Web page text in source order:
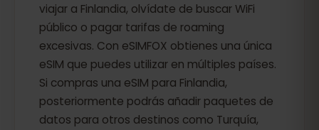
viajar a Finlandia, olvídate de buscar WiFi
público o pagar tarifas de roaming
excesivas. Con eSIMFOX obtienes una única
eSIM que puedes utilizar en múltiples países.
Si compras una eSIM para Finlandia,
posteriormente podrás añadir paquetes de
datos para otros destinos como Turquía,